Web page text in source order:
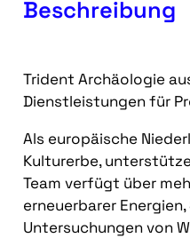
Beschreibung
Trident Archäologie
Dienstleistungen für
Als europäische
Kulturerbe,
Team verfügt über
erneuerbarer
Untersuchungen von